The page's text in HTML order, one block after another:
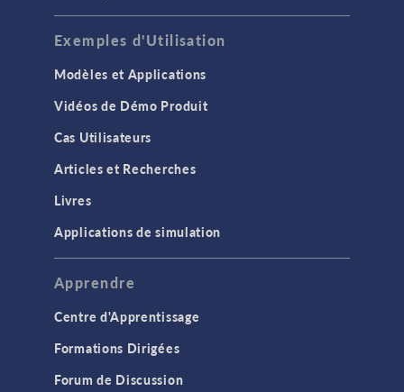
Exemples d'Utilisation
Modèles et Applications
Vidéos de Démo Produit
Cas Utilisateurs
Articles et Recherches
Livres
Applications de simulation
Apprendre
Centre d'Apprentissage
Formations Dirigées
Forum de Discussion